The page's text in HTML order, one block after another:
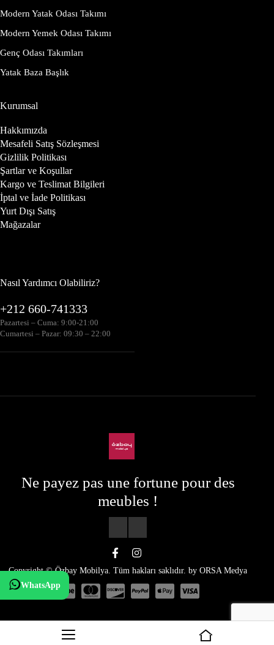
Modern Yatak Odası Takımı
Modern Yemek Odası Takımı
Genç Odası Takımları
Yatak Baza Başlık
Kurumsal
Hakkımızda
Mesafeli Satış Sözleşmesi
Gizlilik Politikası
Şartlar ve Koşullar
Kargo ve Teslimat Bilgileri
İptal ve İade Politikası
Yurt Dışı Satış
Mağazalar
Nasıl Yardımcı Olabiliriz?
+212 660-741333
Pazartesi – Cuma: 9:00-21:00
Cumartesi – Pazar: 09:30 – 22:00
Ne payez pas une fortune pour des
meubles !
Copyright © Özbay Mobilya. Tüm hakları saklıdır. by ORSA Medya
WhatsApp